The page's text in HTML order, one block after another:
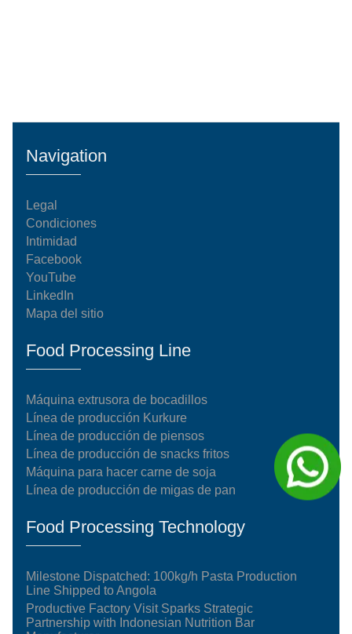
Navigation
Legal
Condiciones
Intimidad
Facebook
YouTube
LinkedIn
Mapa del sitio
Food Processing Line
Máquina extrusora de bocadillos
Línea de producción Kurkure
Línea de producción de piensos
Línea de producción de snacks fritos
Máquina para hacer carne de soja
Línea de producción de migas de pan
Food Processing Technology
Milestone Dispatched: 100kg/h Pasta Production
Line Shipped to Angola
Productive Factory Visit Sparks Strategic
Partnership with Indonesian Nutrition Bar